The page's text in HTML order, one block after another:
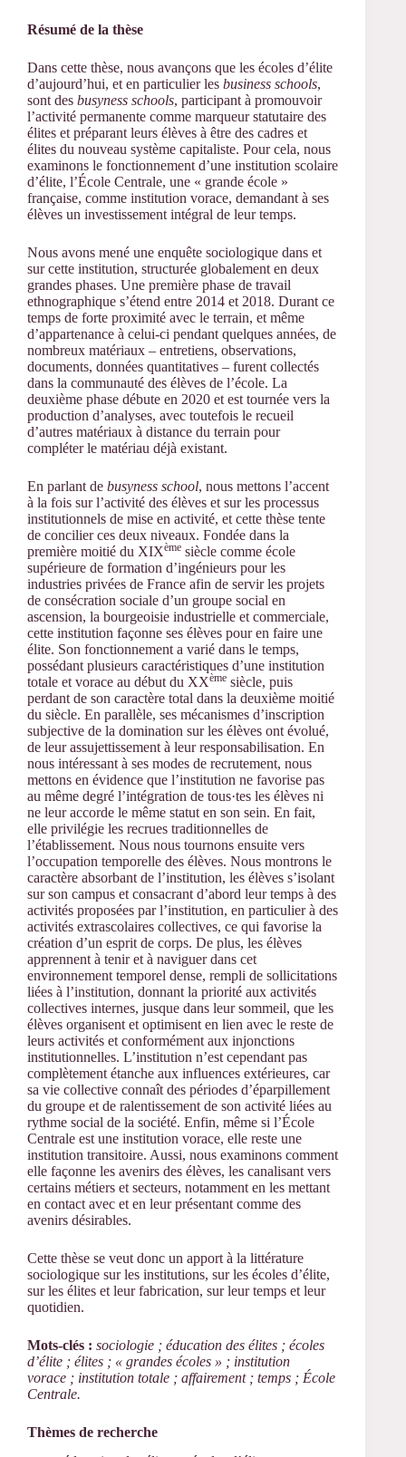
Résumé de la thèse
Dans cette thèse, nous avançons que les écoles d’élite
d’aujourd’hui, et en particulier les business schools,
sont des busyness schools, participant à promouvoir
l’activité permanente comme marqueur statutaire des
élites et préparant leurs élèves à être des cadres et
élites du nouveau système capitaliste. Pour cela, nous
examinons le fonctionnement d’une institution scolaire
d’élite, l’École Centrale, une « grande école »
française, comme institution vorace, demandant à ses
élèves un investissement intégral de leur temps.
Nous avons mené une enquête sociologique dans et
sur cette institution, structurée globalement en deux
grandes phases. Une première phase de travail
ethnographique s’étend entre 2014 et 2018. Durant ce
temps de forte proximité avec le terrain, et même
d’appartenance à celui-ci pendant quelques années, de
nombreux matériaux – entretiens, observations,
documents, données quantitatives – furent collectés
dans la communauté des élèves de l’école. La
deuxième phase débute en 2020 et est tournée vers la
production d’analyses, avec toutefois le recueil
d’autres matériaux à distance du terrain pour
compléter le matériau déjà existant.
En parlant de busyness school, nous mettons l’accent
à la fois sur l’activité des élèves et sur les processus
institutionnels de mise en activité, et cette thèse tente
de concilier ces deux niveaux. Fondée dans la
première moitié du XIXème siècle comme école
supérieure de formation d’ingénieurs pour les
industries privées de France afin de servir les projets
de consécration sociale d’un groupe social en
ascension, la bourgeoisie industrielle et commerciale,
cette institution façonne ses élèves pour en faire une
élite. Son fonctionnement a varié dans le temps,
possédant plusieurs caractéristiques d’une institution
totale et vorace au début du XXème siècle, puis
perdant de son caractère total dans la deuxième moitié
du siècle. En parallèle, ses mécanismes d’inscription
subjective de la domination sur les élèves ont évolué,
de leur assujettissement à leur responsabilisation. En
nous intéressant à ses modes de recrutement, nous
mettons en évidence que l’institution ne favorise pas
au même degré l’intégration de tous·tes les élèves ni
ne leur accorde le même statut en son sein. En fait,
elle privilégie les recrues traditionnelles de
l’établissement. Nous nous tournons ensuite vers
l’occupation temporelle des élèves. Nous montrons le
caractère absorbant de l’institution, les élèves s’isolant
sur son campus et consacrant d’abord leur temps à des
activités proposées par l’institution, en particulier à des
activités extrascolaires collectives, ce qui favorise la
création d’un esprit de corps. De plus, les élèves
apprennent à tenir et à naviguer dans cet
environnement temporel dense, rempli de sollicitations
liées à l’institution, donnant la priorité aux activités
collectives internes, jusque dans leur sommeil, que les
élèves organisent et optimisent en lien avec le reste de
leurs activités et conformément aux injonctions
institutionnelles. L’institution n’est cependant pas
complètement étanche aux influences extérieures, car
sa vie collective connaît des périodes d’éparpillement
du groupe et de ralentissement de son activité liées au
rythme social de la société. Enfin, même si l’École
Centrale est une institution vorace, elle reste une
institution transitoire. Aussi, nous examinons comment
elle façonne les avenirs des élèves, les canalisant vers
certains métiers et secteurs, notamment en les mettant
en contact avec et en leur présentant comme des
avenirs désirables.
Cette thèse se veut donc un apport à la littérature
sociologique sur les institutions, sur les écoles d’élite,
sur les élites et leur fabrication, sur leur temps et leur
quotidien.
Mots-clés : sociologie ; éducation des élites ; écoles
d’élite ; élites ; « grandes écoles » ; institution
vorace ; institution totale ; affairement ; temps ; École
Centrale.
Thèmes de recherche